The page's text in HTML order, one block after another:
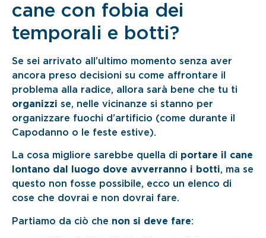
cane con fobia dei
temporali e botti?
Se sei arrivato all’ultimo momento senza aver
ancora preso decisioni su come affrontare il
problema alla radice, allora sarà bene che tu ti
organizzi se, nelle vicinanze si stanno per
organizzare fuochi d’artificio (come durante il
Capodanno o le feste estive).
La cosa migliore sarebbe quella di portare il cane
lontano dal luogo dove avverranno i botti, ma se
questo non fosse possibile, ecco un elenco di
cose che dovrai e non dovrai fare.
Partiamo da ciò che non si deve fare: